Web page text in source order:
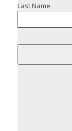
Last Name